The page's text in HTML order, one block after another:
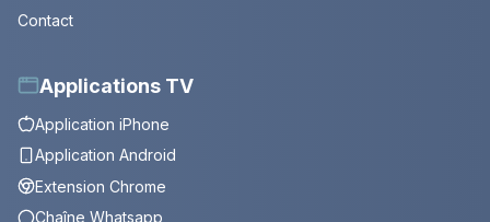
Contact
Applications TV
Application iPhone
Application Android
Extension Chrome
Chaîne Whatsapp